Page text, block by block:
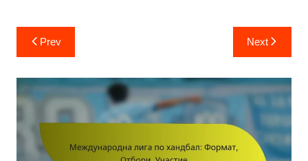
Post
navigation
Prev Next